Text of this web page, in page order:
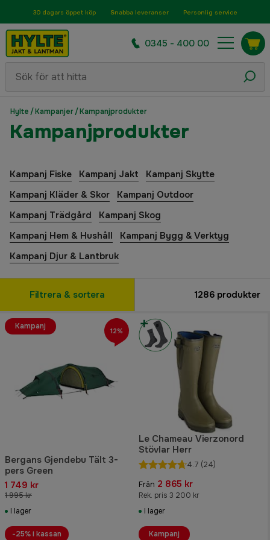
30 dagars öppet köp Snabba leveranser Personlig service
0345 - 400 00
Hylte /Kampanjer/Kampanjprodukter
Kampanjprodukter
Kampanj Fiske Kampanj Jakt
Kampanj Skytte
Kampanj Kläder & Skor
Kampanj Outdoor
Kampanj Trädgård
Kampanj Skog
Kampanj Hem & Hushåll
Kampanj Bygg & Verktyg
Kampanj Djur & Lantbruk
Filtrera & sortera 1286 produkter
Bergans Gjendebu Tält 3-
pers Green
1 749 kr
1 995 kr
I lager
Kampanj 12%
Le Chameau Vierzonord
Stövlar Herr
4.7 (24)
Från 2 865 kr
Rek. pris 3 200 kr
I lager
-25% i kassan Kampanj